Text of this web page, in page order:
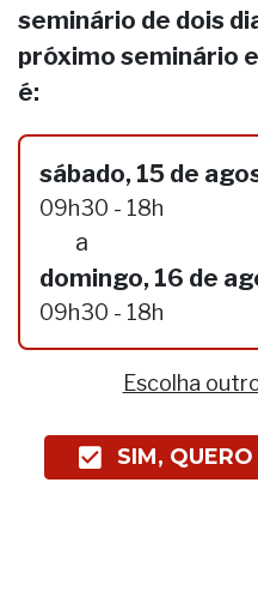
seminário de dois
próximo seminário
é:
sábado, 15 de
09h30 - 18h
a
domingo, 16 de
09h30 - 18h
Escolha
SIM,